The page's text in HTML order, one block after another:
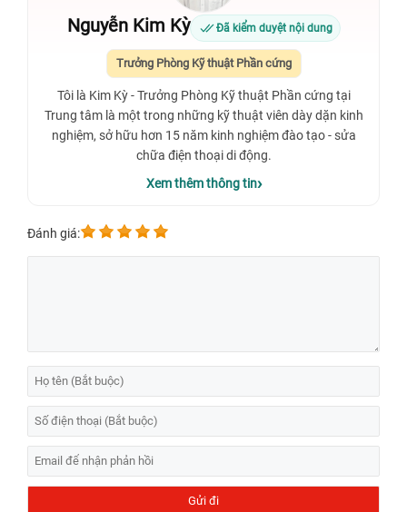
Nguyễn Kim Kỳ Đã kiểm duyệt nội dung
Trưởng Phòng Kỹ thuật Phần cứng
Tôi là Kim Kỳ - Trưởng Phòng Kỹ thuật Phần cứng tại
Trung tâm là một trong những kỹ thuật viên dày dặn kinh
nghiệm, sở hữu hơn 15 năm kinh nghiệm đào tạo - sửa
chữa điện thoại di động.
Xem thêm thông tin
Đánh giá: